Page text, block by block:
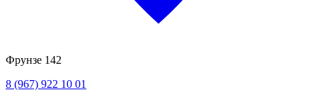
Фрунзе 142
8 (967) 922 10 01